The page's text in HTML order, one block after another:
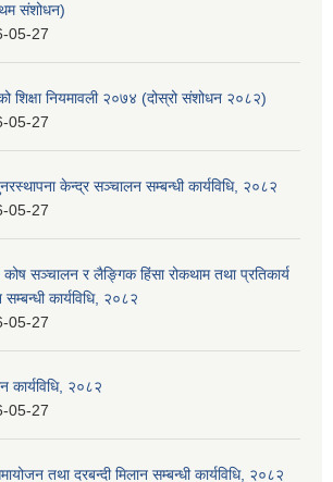
संशोधन)
05-27
शिक्षा नियमावली २०७४ (दोस्रो संशोधन २०८२)
05-27
केन्द्र सञ्चालन सम्बन्धी कार्यविधि, २०८२
05-27
सञ्चालन र लैङ्गिक हिंसा रोकथाम तथा प्रतिकार्य
कार्यविधि, २०८२
05-27
कार्यविधि, २०८२
05-27
तथा दरबन्दी मिलान सम्बन्धी कार्यविधि, २०८२